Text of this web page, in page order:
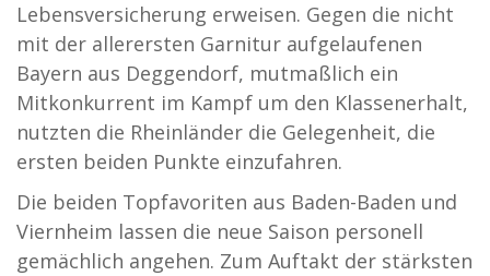
Lebensversicherung erweisen. Gegen die nicht
mit der allerersten Garnitur aufgelaufenen
Bayern aus Deggendorf, mutmaßlich ein
Mitkonkurrent im Kampf um den Klassenerhalt,
nutzten die Rheinländer die Gelegenheit, die
ersten beiden Punkte einzufahren.
Die beiden Topfavoriten aus Baden-Baden und
Viernheim lassen die neue Saison personell
gemächlich angehen. Zum Auftakt der stärksten